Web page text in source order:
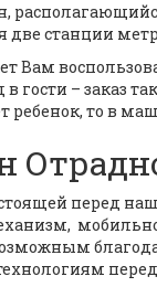
две станции
Вам
в гости – заказ
ребенок, то в
перед